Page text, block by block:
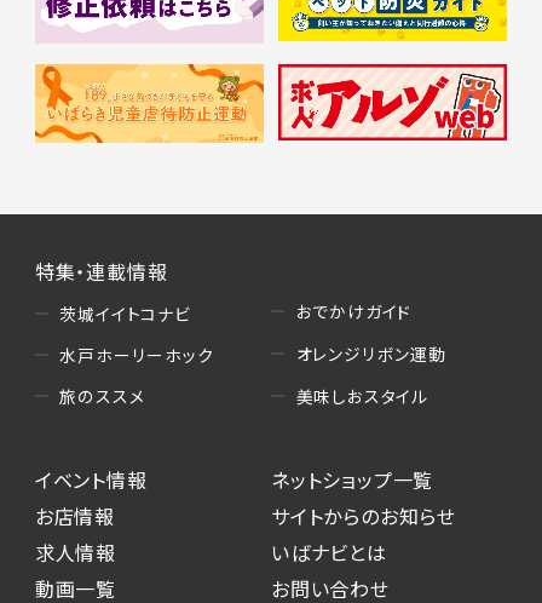
特集・連載情報
茨城イイトコナビ
水戸ホーリーホック
旅のススメ
おでかけガイド
オレンジリボン運動
美味しおスタイル
イベント情報
お店情報
求人情報
動画一覧
ネットショップ一覧
サイトからのお知らせ
いばナビとは
お問い合わせ